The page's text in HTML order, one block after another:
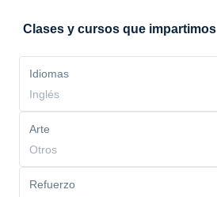
Clases y cursos que impartimos
Idiomas
Inglés
Arte
Otros
Refuerzo